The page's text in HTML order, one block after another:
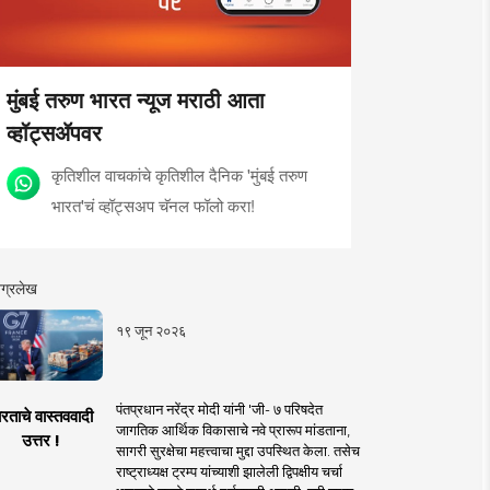
मुंबई तरुण भारत न्यूज मराठी आता
व्हॉट्सॲपवर
कृतिशील वाचकांचे कृतिशील दैनिक 'मुंबई तरुण
भारत'चं व्हॉट्सअप चॅनल फॉलो करा!
१९ जून २०२६
वास्तववादी
उत्तर !
पंतप्रधान नरेंद्र मोदी यांनी 'जी- ७ परिषदेत
जागतिक आर्थिक विकासाचे नवे प्रारूप मांडताना,
सागरी सुरक्षेचा महत्त्वाचा मुद्दा उपस्थित केला. तसेच
राष्ट्राध्यक्ष ट्रम्प यांच्याशी झालेली द्विपक्षीय चर्चा